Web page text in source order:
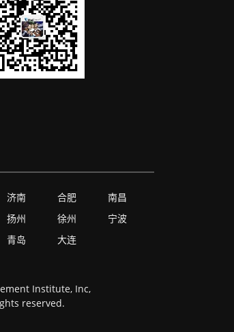
济南 合肥
南昌
扬州 徐州
宁波
青岛 大连
Institute, Inc,
reserved.